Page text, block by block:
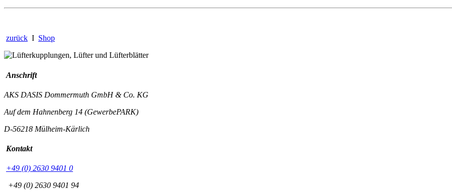
zurück I Shop
Anschrift
AKS DASIS Dommermuth GmbH & Co. KG
Auf dem Hahnenberg 14 (GewerbePARK)
D-56218 Mülheim-Kärlich
Kontakt
+49 (0) 2630 9401 0
+49 (0) 2630 9401 94